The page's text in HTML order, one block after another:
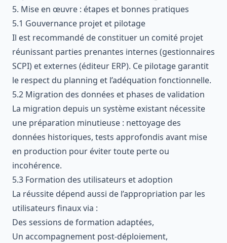
5. Mise en œuvre : étapes et bonnes pratiques
5.1 Gouvernance projet et pilotage
Il est recommandé de constituer un comité projet
réunissant parties prenantes internes (gestionnaires
SCPI) et externes (éditeur ERP). Ce pilotage garantit
le respect du planning et l’adéquation fonctionnelle.
5.2 Migration des données et phases de validation
La migration depuis un système existant nécessite
une préparation minutieuse : nettoyage des
données historiques, tests approfondis avant mise
en production pour éviter toute perte ou
incohérence.
5.3 Formation des utilisateurs et adoption
La réussite dépend aussi de l’appropriation par les
utilisateurs finaux via :
Des sessions de formation adaptées,
Un accompagnement post-déploiement,